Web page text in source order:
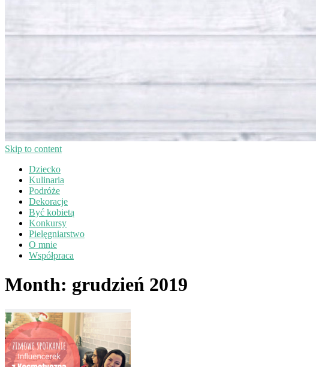
Skip to content
Dziecko
Kulinaria
Podróże
Dekoracje
Być kobietą
Konkursy
Pielęgniarstwo
O mnie
Współpraca
Month: grudzień 2019